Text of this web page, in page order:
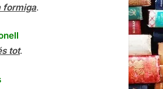
formiga.
tot.